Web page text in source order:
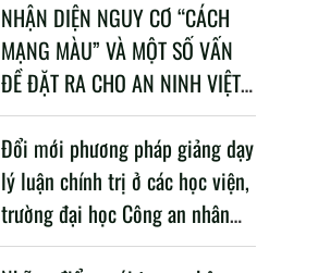
NHẬN DIỆN NGUY CƠ “CÁCH
MẠNG MÀU” VÀ MỘT SỐ VẤN
ĐỀ ĐẶT RA CHO AN NINH VIỆT
NAM TRONG BỐI CẢNH HIỆN
NAY
Đổi mới phương pháp giảng dạy
lý luận chính trị ở các học viện,
trường đại học Công an nhân
dân trong Cách mạng công